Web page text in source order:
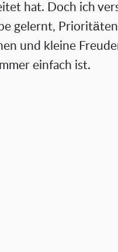
hat. Doch ich
gelernt,
und kleine
einfach ist.